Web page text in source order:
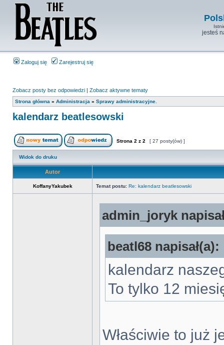
jesteś
Zaloguj się Zarejestruj się
Zobacz posty bez odpowiedzi | Zobacz aktywne tematy
Strona główna » Administracja » Sprawy administracyjne.
kalendarz beatlesowski
Strona 2 z 2 [ 27 posty(ów) ]
Widok do druku
Autor
KoffanyYakubek Temat postu: Re: kalendarz beatlesowski
admin_joryk
beatl68 napisał(a):
kalendarz
To tylko 12
Właściwie to już